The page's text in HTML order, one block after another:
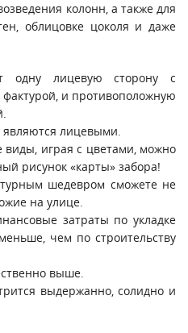
колонн, а также для
облицовке цоколя и даже
одну лицевую сторону с
и противоположную
лицевыми.
играя с цветами, можно
рисунок «карты» забора!
шедевром сможете не
на улице.
затраты по укладке
чем по строительству
выше.
выдержанно, солидно и